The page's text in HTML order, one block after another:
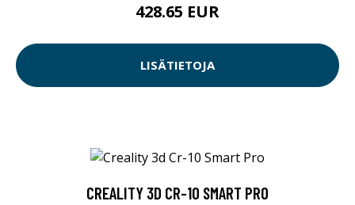
428.65 EUR
LISÄTIETOJA
CREALITY 3D CR-10 SMART PRO